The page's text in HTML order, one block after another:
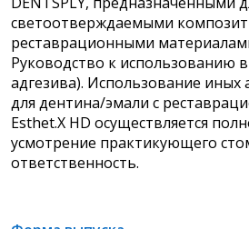
светоотверждаемыми
реставрационными
Руководство к использованию
адгезива). Использование иных
для дентина/эмали с
Esthet.X HD осуществляется
усмотрение практикующего
ответственность.